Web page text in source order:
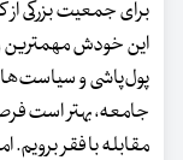
برای جمعیت بزرگی
این خودش مهمترین
پول‌پاشی و
جامعه، بهتر است
مقابله با فقر برویم.